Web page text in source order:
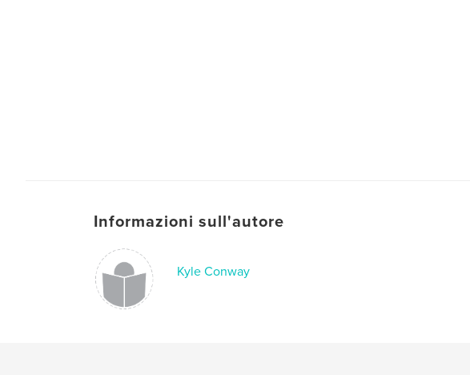
Informazioni sull'autore
Kyle Conway